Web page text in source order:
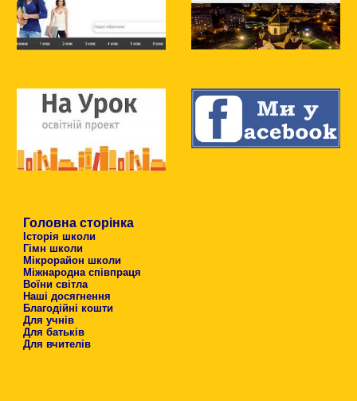
Головна сторінка
Історія школи
Гімн школи
Мікрорайон школи
Міжнародна співпраця
Воїни світла
Наші досягнення
Благодійні кошти
Для учнів
Для батьків
Для вчителів